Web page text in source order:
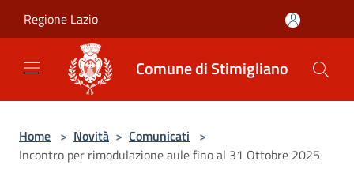
Regione Lazio
Comune di Stimigliano
Home > Novità > Comunicati >
Incontro per rimodulazione aule fino al 31 Ottobre 2025